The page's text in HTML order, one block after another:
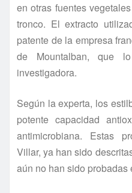
en otras fuentes
tronco. El extracto
patente de la empresa
de Mountalban, que
investigadora.
Según la experta, los
potente capacidad
antimicrobiana. Estas
Villar, ya han sido
aún no han sido probadas